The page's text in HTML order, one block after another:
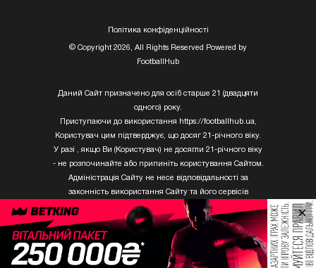
Полiтика конфiденцiйностi
© Copyright 2026, All Rights Reserved Powered by
FootballHub
Даний Сайт призначено для осіб старше 21 (двадцяти
одного) року.
Приступаючи до використання https://footballhub.ua,
Користувач цим підтверджує, що досяг 21-річного віку.
У разі , якщо Ви (Користувач) не досягли 21-річного віку
- не розпочинайте або припиніть користування Сайтом.
Адміністрація Сайту не несе відповідальності за
законність використання Сайту та його сервісів
Користувачем, який не досяг 21-річного віку.
Твори Getty Images, що розміщені на сайті, не можуть
бути використані третіми особами без письмового
дозволу ТОВ «ГЛОБАЛ ІМІДЖЕС ЮКРЕЙН.
×